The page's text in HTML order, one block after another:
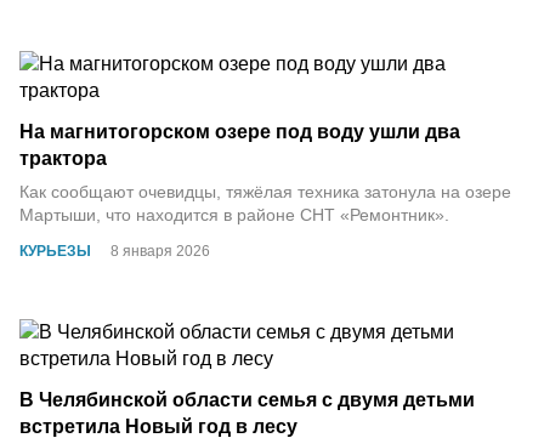
КУРЬЕЗЫ 8 января 2026
На магнитогорском озере под воду ушли два
трактора
Как сообщают очевидцы, тяжёлая техника затонула на озере
Мартыши, что находится в районе СНТ «Ремонтник».
В Челябинской области семья с двумя детьми
встретила Новый год в лесу